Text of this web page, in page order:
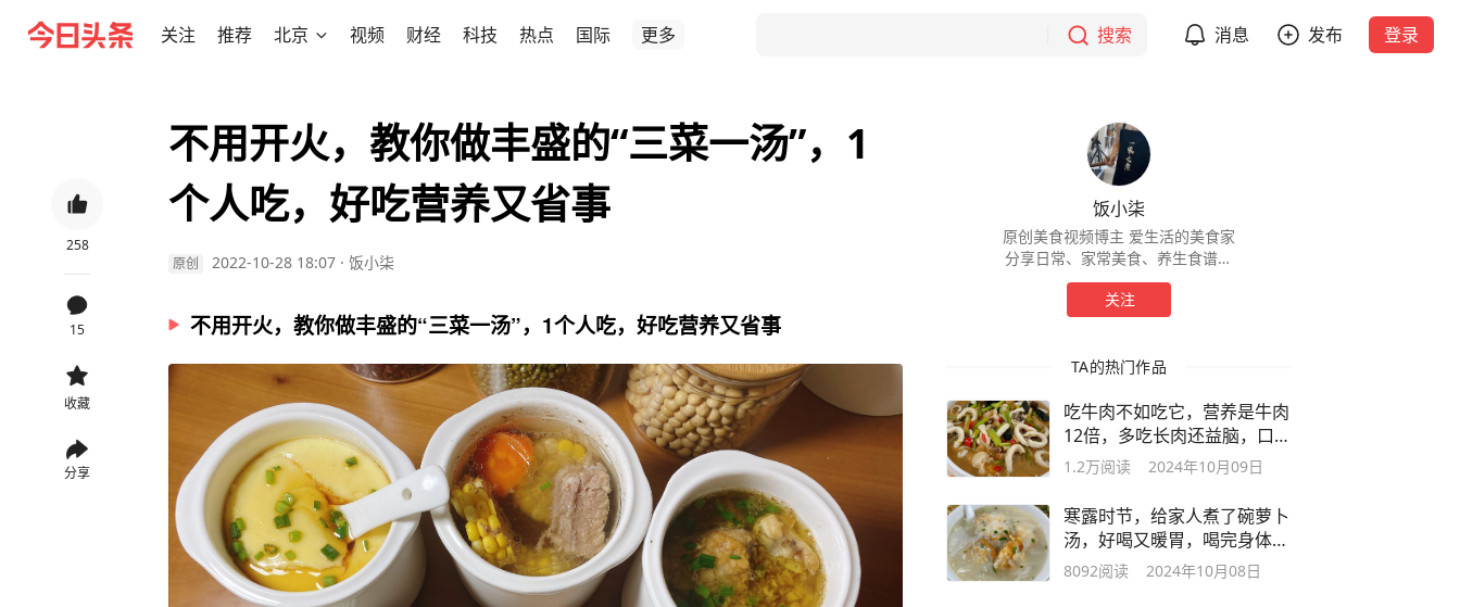
关注 推荐 北京 视频 财经 科技 热点 国际 更多 搜索 消息 发布 登录
258
15
收藏
分享
不用开火，教你做丰盛的“三菜一汤”，1
个人吃，好吃营养又省事
原创 2022-10-28 18:07 · 饭小柒
不用开火，教你做丰盛的“三菜一汤”，1个人吃，好吃营养又省事
饭小柒
原创美食视频博主 爱生活的美食家
分享日常、家常美食、养生食谱、
烹饪小技巧……
关注
TA的热门作品
吃牛肉不如吃它，营养是牛肉
12倍，多吃长肉还益脑，口感
又脆又嫩
1.2万阅读 2024年10月09日
寒露时节，给家人煮了碗萝卜
汤，好喝又暖胃，喝完身体太
舒服了
8092阅读 2024年10月08日